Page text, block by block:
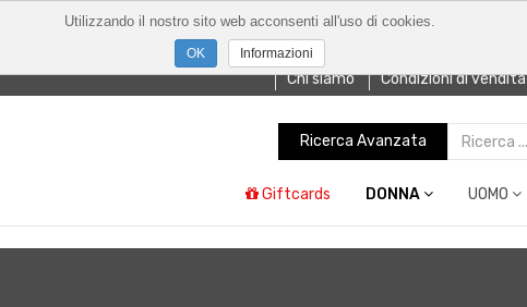
Chi siamo Condizioni di vendita
Ricerca Avanzata
Giftcards DONNA UOMO
Utilizzando il nostro sito web acconsenti all'uso di cookies.
Informazioni